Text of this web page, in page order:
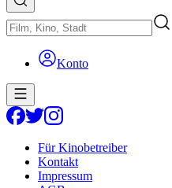
Konto
Für Kinobetreiber
Kontakt
Impressum